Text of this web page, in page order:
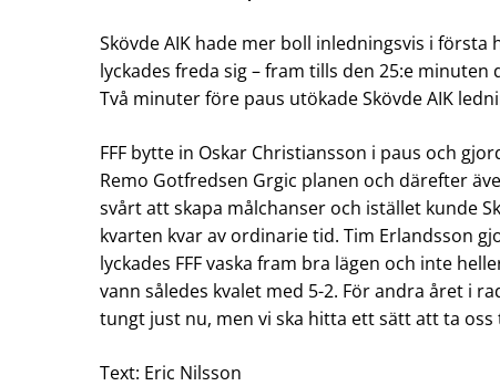
Skövde AIK hade mer boll inledningsvis i
lyckades freda sig – fram tills den 25:e
Två minuter före paus utökade Skövde AIK
FFF bytte in Oskar Christiansson i paus och
Remo Gotfredsen Grgic planen och därefter
svårt att skapa målchanser och istället kunde
kvarten kvar av ordinarie tid. Tim Erlandsson
lyckades FFF vaska fram bra lägen och inte
vann således kvalet med 5-2. För andra året i
tungt just nu, men vi ska hitta ett sätt att ta oss
Text: Eric Nilsson